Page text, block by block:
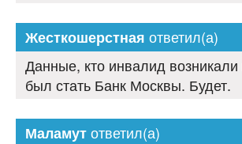
Жесткошерстная ответил(а)
Данные, кто инвалид возникали
был стать Банк Москвы. Будет.
Маламутответил(а)